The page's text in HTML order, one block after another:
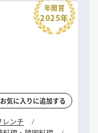
お気に入りに追加する
年間賞
2025年
レンチ